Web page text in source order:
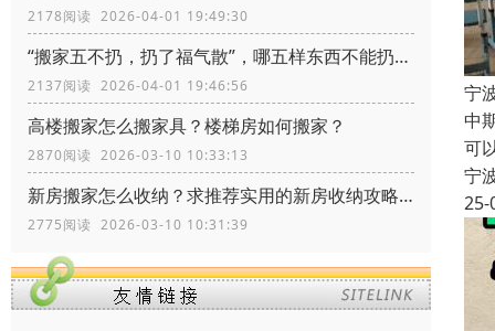
2178阅读 2026-04-01 19:49:30
“搬家五不扔，扔了福气散”，哪五样东西不能扔？留着有什么价值
2137阅读 2026-04-01 19:46:56
高楼搬家怎么搬家具？楼梯房如何搬家？
2870阅读 2026-03-10 10:33:13
新房搬家怎么收纳？求推荐实用的新房收纳攻略！
2775阅读 2026-03-10 10:31:39
宁
中
可
宁
25-